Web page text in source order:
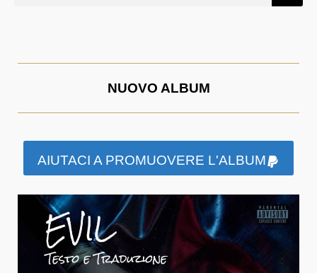
NUOVO ALBUM
AIUTACI A PROMUOVERE L'ALBUM